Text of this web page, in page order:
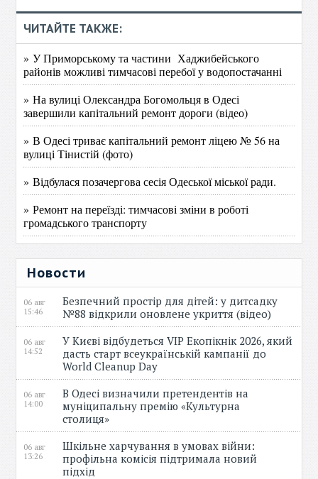
ЧИТАЙТЕ ТАКЖЕ:
» У Приморському та частини Хаджибейського
районів можливі тимчасові перебої у водопостачанні
» На вулиці Олександра Богомольця в Одесі
завершили капітальний ремонт дороги (відео)
» В Одесі триває капітальний ремонт ліцею № 56 на
вулиці Тінистій (фото)
» Відбулася позачергова сесія Одеської міської ради.
» Ремонт на переїзді: тимчасові зміни в роботі
громадського транспорту
Новости
06 авг
15:46
Безпечний простір для дітей: у дитсадку
№88 відкрили оновлене укриття (відео)
06 авг
14:52
У Києві відбудеться VIP Екопікнік 2026, який
дасть старт всеукраїнській кампанії до
World Cleanup Day
06 авг
14:00
В Одесі визначили претендентів на
муніципальну премію «Культурна
столиця»
06 авг
13:26
Шкільне харчування в умовах війни:
профільна комісія підтримала новий
підхід